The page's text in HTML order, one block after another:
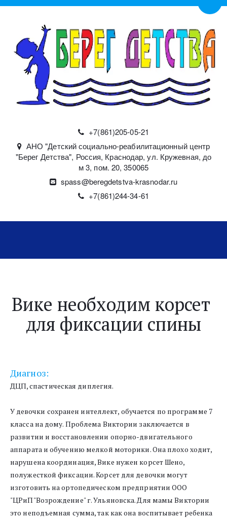
+7(861)205-05-21
АНО "Детский социально-реабилитационный центр
"Берег Детства", Россия, Краснодар,ул. Кружевная, до
м 3, пом. 20,350065
spass@beregdetstva-krasnodar.ru
+7(861)244-34-61
Вике необходим корсет
для фиксации спины
Диагноз:
ДЦП, спастическая диплегия.
У девочки сохранен интеллект, обучается по программе 7
класса на дому. Проблема Виктории заключается в
развитии и восстановлении опорно-двигательного
аппарата и обучению мелкой моторики. Она плохо ходит,
нарушена координация, Вике нужен корсет Шено,
полужесткой фиксации. Корсет для девочки могут
изготовить на ортопедическом предприятии ООО
"ЦРиП"Возрождение" г. Ульяновска. Для мамы Виктории
это неподъемная сумма, так как она воспитывает ребенка